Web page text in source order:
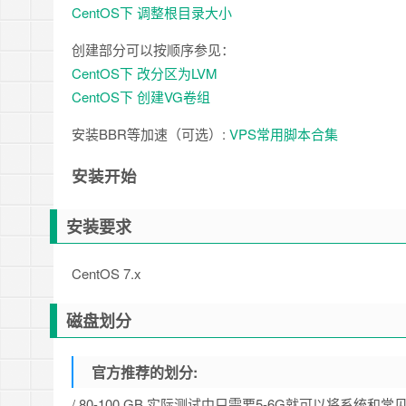
CentOS下 调整根目录大小
创建部分可以按顺序参见：
CentOS下 改分区为LVM
CentOS下 创建VG卷组
安装BBR等加速（可选）: VPS常用脚本合集
安装开始
安装要求
CentOS 7.x
磁盘划分
官方推荐的划分: